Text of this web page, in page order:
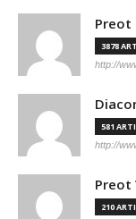
Preot
3878
http://
581
http://
Preot
210